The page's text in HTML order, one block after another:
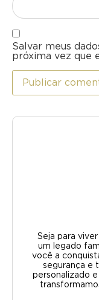
Salvar meus
próxima vez que
Seja para
um legado
você a
segurança e
personalizado